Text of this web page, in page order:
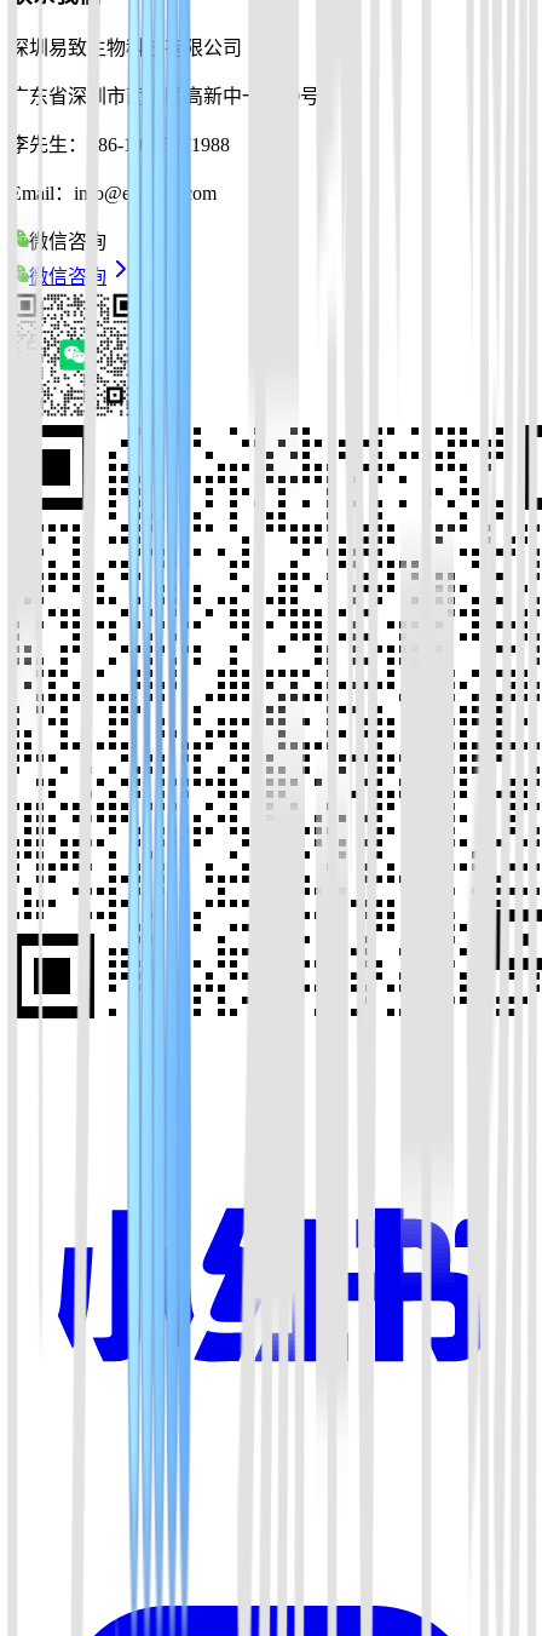
深圳易致生物科技有限公司
广东省深圳市南山区高新中一道10号
李先生：+86-19925271988
Email：info@ezassay.com
微信咨询
微信咨询